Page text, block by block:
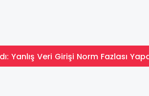
Yanlış Veri Girişi Norm Fazlası